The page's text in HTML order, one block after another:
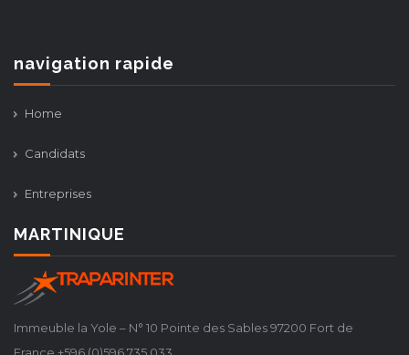
navigation rapide
Home
Candidats
Entreprises
MARTINIQUE
Immeuble la Yole – N° 10 Pointe des Sables 97200 Fort de